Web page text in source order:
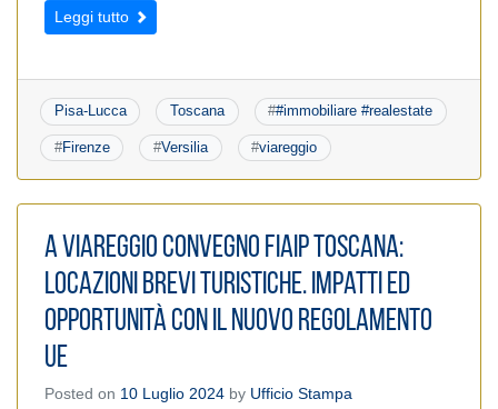
Leggi tutto
Pisa-Lucca Toscana ##immobiliare #realestate
#Firenze #Versilia #viareggio
A Viareggio Convegno Fiaip Toscana:
Locazioni Brevi turistiche. Impatti ed
opportunità con il nuovo Regolamento
Ue
Posted on 10 Luglio 2024 by Ufficio Stampa